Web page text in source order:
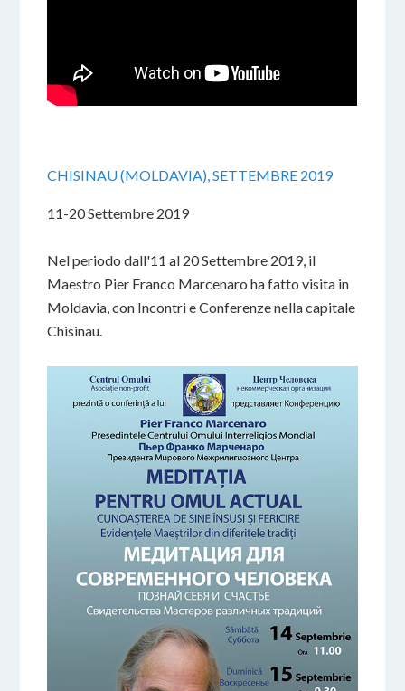
CHISINAU (MOLDAVIA), SETTEMBRE 2019
11-20 Settembre 2019
Nel periodo dall'11 al 20 Settembre 2019, il
Maestro Pier Franco Marcenaro ha fatto visita in
Moldavia, con Incontri e Conferenze nella capitale
Chisinau.